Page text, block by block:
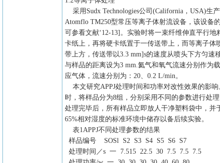
采用Sudx Technologies公司(California，USA)生
Atomflo TM250型常压等离子体射流设备，该设备
可参看文献‘12-13]。实验时将一束纤维伸直平行地
卡纸上，再将硬卡纸置于一传送带上，而等离子体
带上方，传送带以3.3 mm]s的速度从喷头下方匀速
与样品的距离设为3 mm.氦气和氧气流速分别作为
应气体，流速分别为：20、0.2 L/min。
本文研究APPJ处理时间和功率对改性效果的影响
时，将样品分为8组，分别采用不同的参数进行处
处理完毕后，所有样品立即放人干净塑料袋中，并
65%相对湿度的标准环境中储存以备后续实验。
表1APPJ不同处理参数的结果
样品编号 SOSl S2 S3 S4 S5 S6 S7
处理时间／s 一 7.515 22.5 30 7.5 7.5 7.5